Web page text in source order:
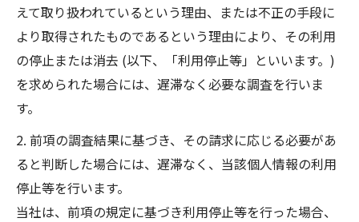
えて取り扱われているという理由、または不正の手段に
より取得されたものであるという理由により、その利用
の停止または消去 (以下、「利用停止等」といいます。)
を求められた場合には、遅滞なく必要な調査を行いま
す。
2. 前項の調査結果に基づき、その請求に応じる必要があ
ると判断した場合には、遅滞なく、当該個人情報の利用
停止等を行います。
当社は、前項の規定に基づき利用停止等を行った場合、